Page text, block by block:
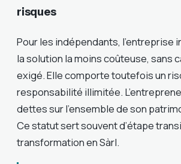
risques
Pour les indépendants, l’entreprise
la solution la moins coûteuse, sans
exigé. Elle comporte toutefois un
responsabilité illimitée.
dettes sur l’ensemble de son
Ce statut sert souvent d’étape
transformation en Sàrl.